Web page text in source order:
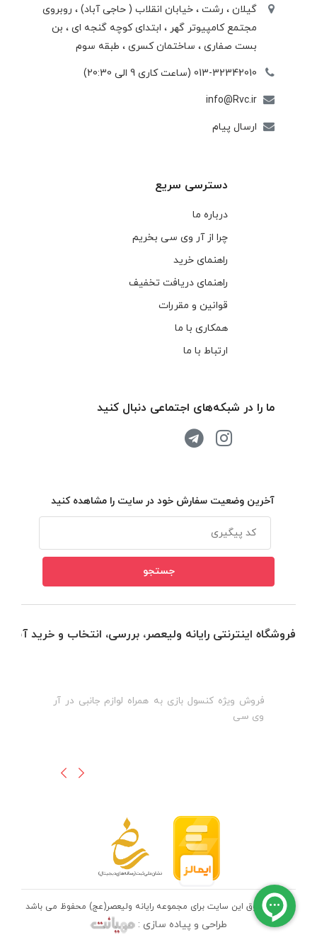
گیلان ، رشت ، خيابان انقلاب ( حاجی آباد) ، روبروی
مجتمع كامپيوتر گهر ، ابتدای كوچه گنجه ای ، بن
بست صفاری ، ساختمان كسری ، طبقه سوم
013-32342010 (ساعت کاری 9 الی 20:30)
info@Rvc.ir
ارسال پیام
دسترسی سریع
درباره ما
چرا از آر وی سی بخریم
راهنمای خرید
راهنمای دریافت تخفیف
قوانین و مقررات
همکاری با ما
ارتباط با ما
ما را در شبکه‌های اجتماعی دنبال کنید
آخرین وضعیت سفارش خود در سایت را مشاهده کنید
فروشگاه اینترنتی رایانه ولیعصر، بررسی، انتخاب و خرید
فروش ویژه کنسول بازی به همراه لوازم جانبی در آر
وی سی
تمامی حقوق این سایت برای مجموعه رایانه ولیعصر(عج) محفوظ می باشد
طراحی و پیاده سازی :